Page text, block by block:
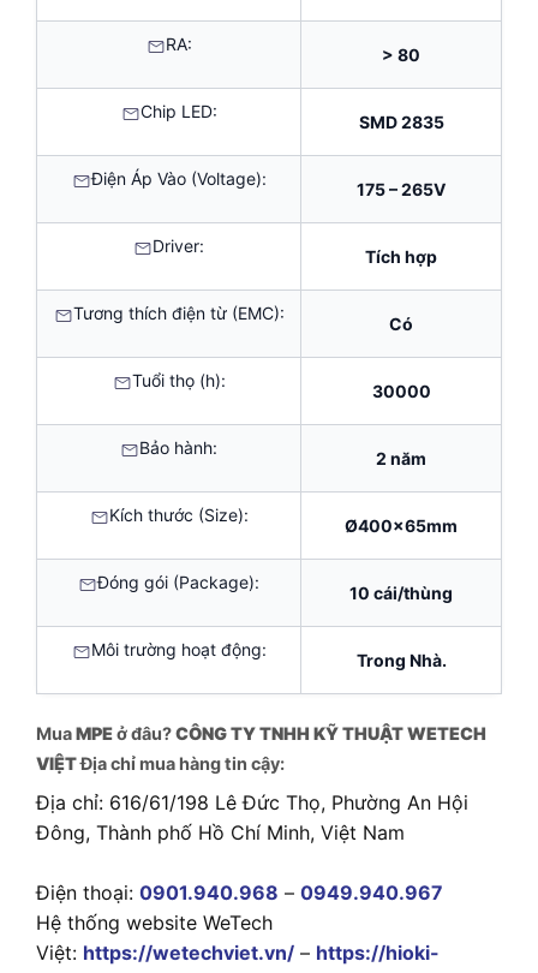
RA:
> 80
Chip LED:
SMD 2835
Điện Áp Vào (Voltage):
175 – 265V
Driver:
Tích hợp
Tương thích điện từ (EMC):
Có
Tuổi thọ (h):
30000
Bảo hành:
2 năm
Kích thước (Size):
Ø400x65mm
Đóng gói (Package):
10 cái/thùng
Môi trường hoạt động:
Trong Nhà.
MuaMPEở đâu?CÔNG TY TNHH KỸ THUẬT WETECH
VIỆTĐịa chỉ mua hàng tin cậy:
Địa chỉ: 616/61/198 Lê Đức Thọ, Phường An Hội
Đông, Thành phố Hồ Chí Minh, Việt Nam
Điện thoại: 0901.940.968 – 0949.940.967
Hệ thống website WeTech
Việt: https://wetechviet.vn/ – https://hioki-